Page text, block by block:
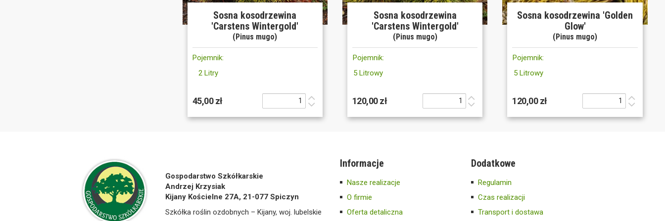
Sosna kosodrzewina
'Carstens Wintergold'
(Pinus mugo)
Pojemnik:
2 Litry
45,00 zł
Sosna kosodrzewina
'Carstens Wintergold'
(Pinus mugo)
Pojemnik:
5 Litrowy
120,00 zł
Sosna kosodrzewina 'Golden
Glow'
(Pinus mugo)
Pojemnik:
5 Litrowy
120,00 zł
Gospodarstwo Szkółkarskie
Andrzej Krzysiak
Kijany Kościelne 27A, 21-077 Spiczyn
Szkółka roślin ozdobnych – Kijany, woj. lubelskie
Informacje
Nasze realizacje
O firmie
Oferta detaliczna
Dodatkowe
Regulamin
Czas realizacji
Transport i dostawa